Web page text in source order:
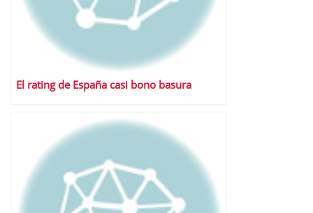
El rating de España casi bono basura